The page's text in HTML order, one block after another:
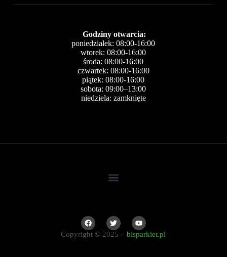
Godziny otwarcia:
poniedziałek: 08:00-16:00
wtorek: 08:00-16:00
środa: 08:00-16:00
czwartek: 08:00-16:00
piątek: 08:00-16:00
sobota: 09:00–13:00
niedziela: zamknięte
Copyright © 2025 –bisparkiet.pl